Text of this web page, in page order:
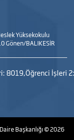
Yüksekokulu
Gönen/BALIKESİR
8019,Öğrenci İşleri
Başkanlığı© 2026